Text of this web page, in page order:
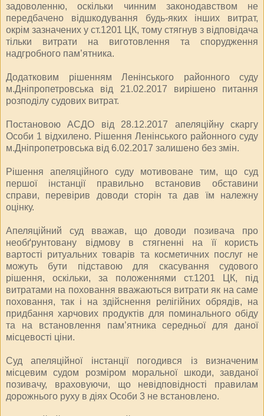
задоволенню, оскільки чинним законодавством не
передбачено відшкодування будь-яких інших витрат,
окрім зазначених у ст.1201 ЦК, тому стягнув з відповідача
тільки витрати на виготовлення та спорудження
надгробного пам’ятника.
Додатковим рішенням Ленінського районного суду
м.Дніпропетровська від 21.02.2017 вирішено питання
розподілу судових витрат.
Постановою АСДО від 28.12.2017 апеляційну скаргу
Особи 1 відхилено. Рішення Ленінського районного суду
м.Дніпропетровська від 6.02.2017 залишено без змін.
Рішення апеляційного суду мотивоване тим, що суд
першої інстанції правильно встановив обставини
справи, перевірив доводи сторін та дав їм належну
оцінку.
Апеляційний суд вважав, що доводи позивача про
необґрунтовану відмову в стягненні на її користь
вартості ритуальних товарів та косметичних послуг не
можуть бути підставою для скасування судового
рішення, оскільки, за положеннями ст.1201 ЦК, під
витратами на поховання вважаються витрати як на саме
поховання, так і на здійснення релігійних обрядів, на
придбання харчових продуктів для поминального обіду
та на встановлення пам’ятника середньої для даної
місцевості ціни.
Суд апеляційної інстанції погодився із визначеним
місцевим судом розміром моральної шкоди, завданої
позивачу, враховуючи, що невідповідності правилам
дорожнього руху в діях Особи 3 не встановлено.